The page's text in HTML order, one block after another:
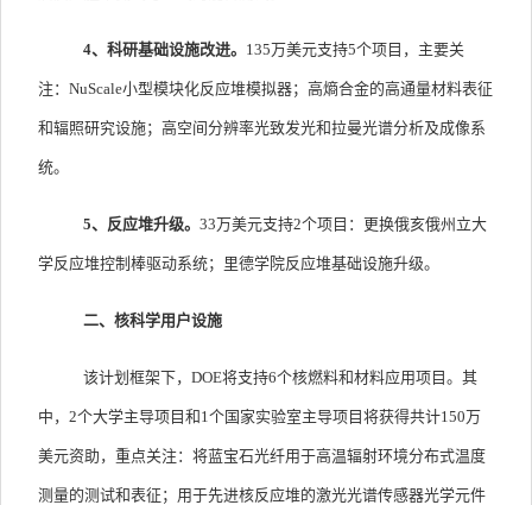
4、科研基础设施改进。 135万美元支持5个项目，主要关
注：NuScale小型模块化反应堆模拟器；高熵合金的高通量材料表征
和辐照研究设施；高空间分辨率光致发光和拉曼光谱分析及成像系
统。
5、反应堆升级。 33万美元支持2个项目：更换俄亥俄州立大
学反应堆控制棒驱动系统；里德学院反应堆基础设施升级。
二、核科学用户设施
该计划框架下， DOE将支持6个核燃料和材料应用项目。其
中，2个大学主导项目和 1个国家实验室主导项目将获得共计150万
美元资助，重点关注：将蓝宝石光纤用于高温辐射环境分布式温度
测量的测试和表征；用于先进核反应堆的激光光谱传感器光学元件